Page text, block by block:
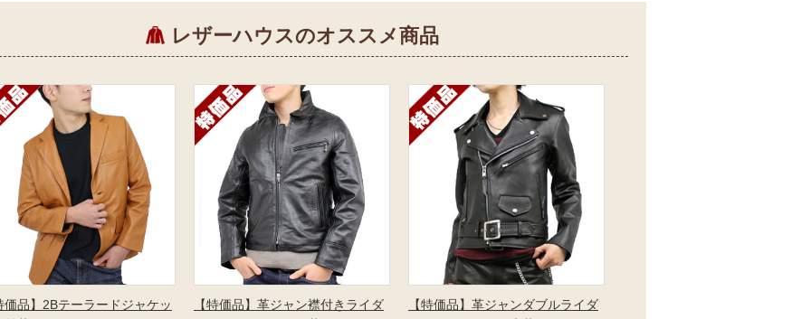
レザーハウスのオススメ商品
価品】2Bテーラードジャケッ
【特価品】革ジャン襟付きライダ
【特価品】革ジャンダブルライダ